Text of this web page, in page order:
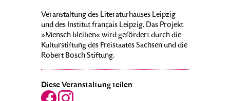
Veranstaltung des Literaturhauses Leipzig
und des Institut français Leipzig. Das Projekt
»Mensch bleiben« wird gefördert durch die
Kulturstiftung des Freistaates Sachsen und die
Robert Bosch Stiftung.
Diese Veranstaltung teilen